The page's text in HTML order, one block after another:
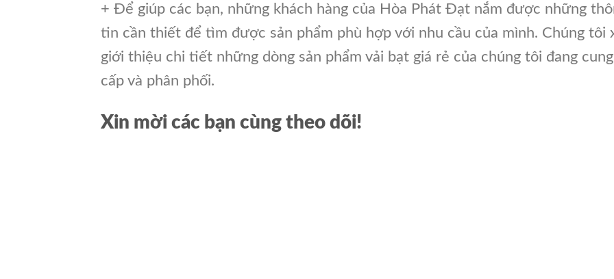
+ Để giúp các bạn, những khách hàng của Hòa Phát Đạt nắm được những
tin cần thiết để tìm được sản phẩm phù hợp với nhu cầu của mình. Chúng tôi
giới thiệu chi tiết những dòng sản phẩm vải bạt giá rẻ của chúng tôi đang cung
cấp và phân phối.
Xin mời các bạn cùng theo dõi!